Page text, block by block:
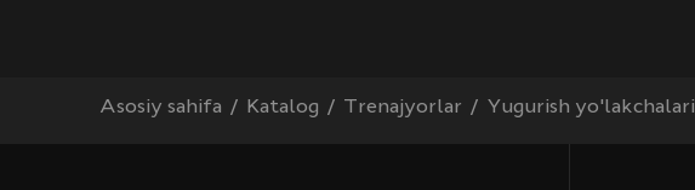
Asosiy sahifa Katalog Trenajyorlar Yugurish yo'lakchalari